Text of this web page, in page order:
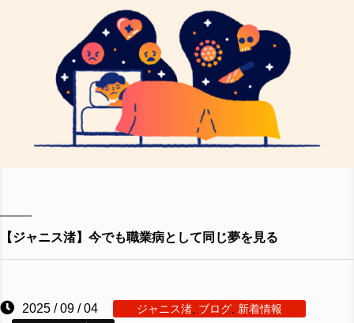
【ジャニス渚】今でも職業病として同じ夢を見る
2025 / 09 / 04 ジャニス渚 ブログ 新着情報